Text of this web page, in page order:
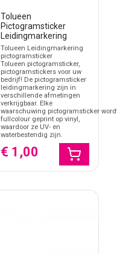
Tolueen
Pictogramsticker
Leidingmarkering
Tolueen Leidingmarkering
pictogramsticker
Tolueen pictogramsticker,
pictogramstickers voor uw
bedrijf! De pictogramsticker
leidingmarkering zijn in
verschillende afmetingen
verkrijgbaar. Elke
waarschuwing pictogramsticker
fullcolour geprint op vinyl,
waardoor ze UV- en
waterbestendig zijn.
€ 1,00